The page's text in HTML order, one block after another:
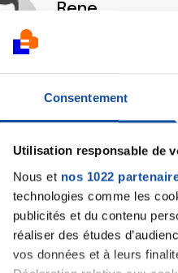
Consentement
Utilisation responsable de
Nous et nos 1022
technologies comme les
publicités et du contenu
réaliser des études
vos données et à leurs
Rene